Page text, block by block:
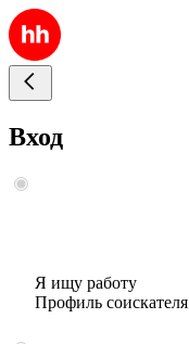
Вход
Я ищу работу
Профиль соискателя